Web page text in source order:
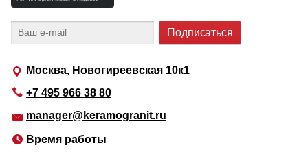
Москва, Новогиреевская 10к1
+7 495 966 38 80
manager@keramogranit.ru
Время работы